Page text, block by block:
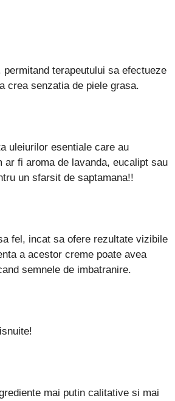
terapeutului sa efectueze
crea senzatia de piele grasa.
uleiurilor esentiale care au
fi aroma de lavanda, eucalipt sau
un sfarsit de saptamana!!
fel, incat sa ofere rezultate vizibile
a acestor creme poate avea
semnele de imbatranire.
mai putin calitative si mai